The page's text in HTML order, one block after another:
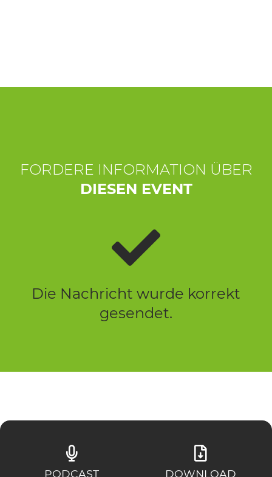
FORDERE INFORMATION ÜBER
DIESEN EVENT
Die Nachricht wurde korrekt
gesendet.
PODCAST DOWNLOAD